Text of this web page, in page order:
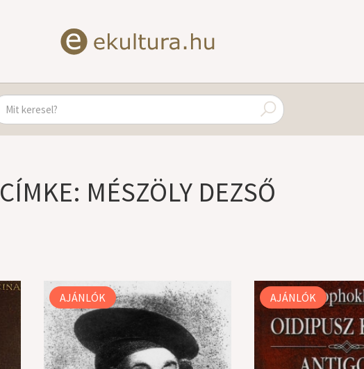
CÍMKE: MÉSZÖLY DEZSŐ
AJÁNLÓK AJÁNLÓK